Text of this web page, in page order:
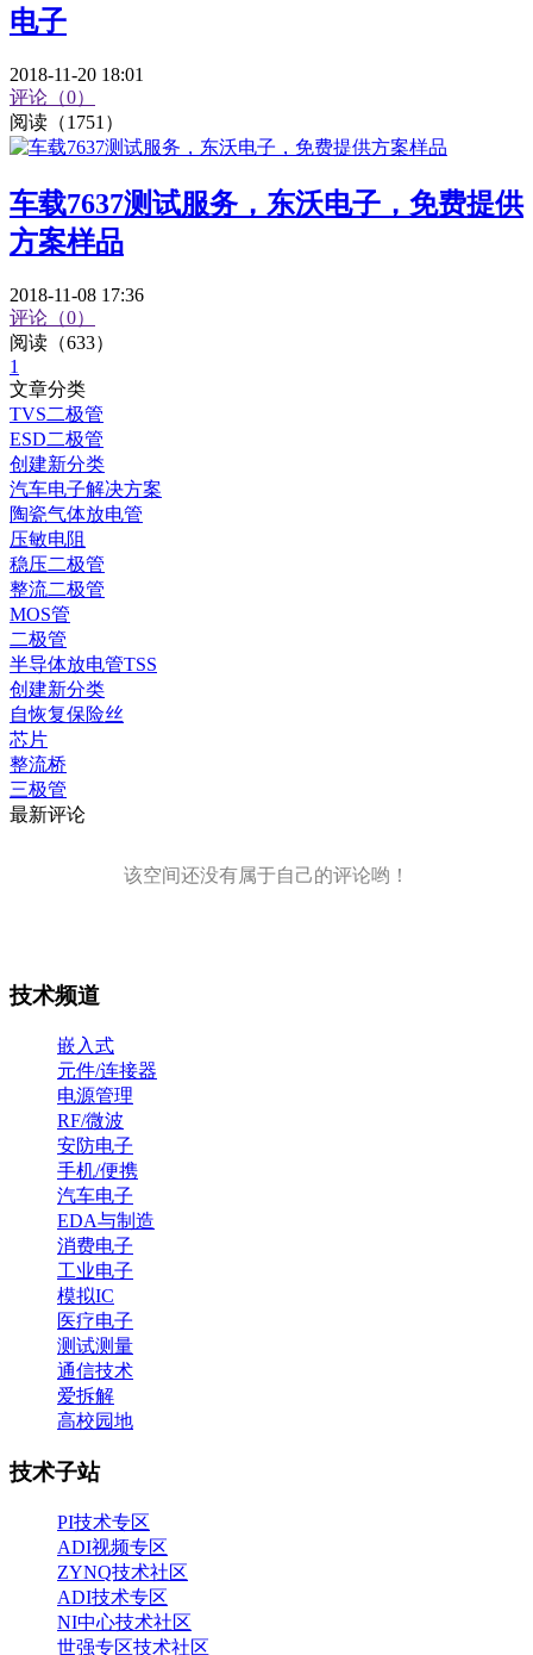
电子
2018-11-20 18:01
评论（0）
阅读（1751）
车载7637测试服务，东沃电子，免费提供
方案样品
2018-11-08 17:36
评论（0）
阅读（633）
1
文章分类
TVS二极管
ESD二极管
创建新分类
汽车电子解决方案
陶瓷气体放电管
压敏电阻
稳压二极管
整流二极管
MOS管
二极管
半导体放电管TSS
创建新分类
自恢复保险丝
芯片
整流桥
三极管
最新评论
该空间还没有属于自己的评论哟！
技术频道
嵌入式
元件/连接器
电源管理
RF/微波
安防电子
手机/便携
汽车电子
EDA与制造
消费电子
工业电子
模拟IC
医疗电子
测试测量
通信技术
爱拆解
高校园地
技术子站
PI技术专区
ADI视频专区
ZYNQ技术社区
ADI技术专区
NI中心技术社区
世强专区技术社区